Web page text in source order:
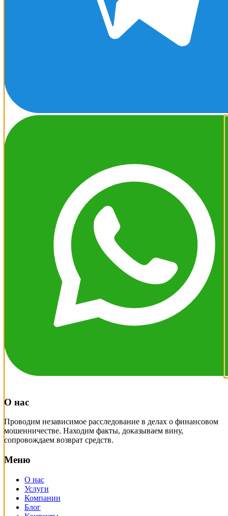
О нас
Проводим независимое расследование в делах о финансовом
мошенничестве. Находим факты, доказываем вину,
сопровождаем возврат средств.
Меню
О нас
Услуги
Компании
Блог